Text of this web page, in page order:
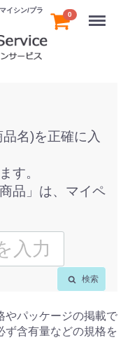
イシン/プラ
0 Menu
名)を正確に入
す。
品」は、マイペ
検索
パッケージの掲載で
ず含有量などの規格を